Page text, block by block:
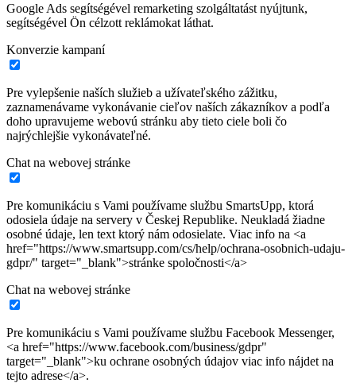
Google Ads segítségével remarketing szolgáltatást nyújtunk,
segítségével Ön célzott reklámokat láthat.
Konverzie kampaní
Pre vylepšenie naších služieb a užívateľského zážitku,
zaznamenávame vykonávanie cieľov naších zákazníkov a podľa
doho upravujeme webovú stránku aby tieto ciele boli čo
najrýchlejšie vykonávateľné.
Chat na webovej stránke
Pre komunikáciu s Vami používame službu SmartsUpp, ktorá
odosiela údaje na servery v Českej Republike. Neukladá žiadne
osobné údaje, len text ktorý nám odosielate. Viac info na <a
href="https://www.smartsupp.com/cs/help/ochrana-osobnich-udaju-
gdpr/" target="_blank">stránke spoločnosti</a>
Chat na webovej stránke
Pre komunikáciu s Vami používame službu Facebook Messenger,
<a href="https://www.facebook.com/business/gdpr"
target="_blank">ku ochrane osobných údajov viac info nájdet na
tejto adrese</a>.